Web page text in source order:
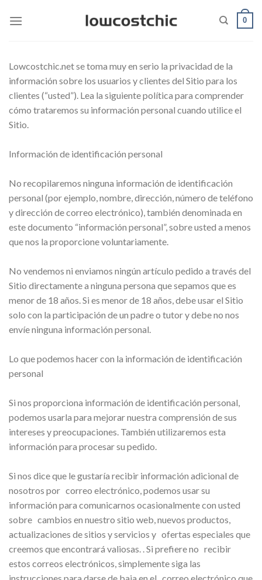
0
Lowcostchic.net se toma muy en serio la privacidad de la
información sobre los usuarios y clientes del Sitio para los
clientes (“usted”). Lea la siguiente política para comprender
cómo trataremos su información personal cuando utilice el
Sitio.
Información de identificación personal
No recopilaremos ninguna información de identificación
personal (por ejemplo, nombre, dirección, número de teléfono
y dirección de correo electrónico), también denominada en
este documento “información personal”, sobre usted a menos
que nos la proporcione voluntariamente.
No vendemos ni enviamos ningún artículo pedido a través del
Sitio directamente a ninguna persona que sepamos que es
menor de 18 años. Si es menor de 18 años, debe usar el Sitio
solo con la participación de un padre o tutor y debe no nos
envíe ninguna información personal.
Lo que podemos hacer con la información de identificación
personal
Si nos proporciona información de identificación personal,
podemos usarla para mejorar nuestra comprensión de sus
intereses y preocupaciones. También utilizaremos esta
información para procesar su pedido.
Si nos dice que le gustaría recibir información adicional de
nosotros por correo electrónico, podemos usar su
información para comunicarnos ocasionalmente con usted
sobre cambios en nuestro sitio web, nuevos productos,
actualizaciones de sitios y servicios y ofertas especiales que
creemos que encontrará valiosas. . Si prefiere no recibir
estos correos electrónicos, simplemente siga las